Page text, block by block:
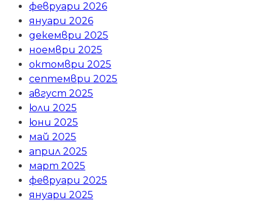
февруари 2026
януари 2026
декември 2025
ноември 2025
октомври 2025
септември 2025
август 2025
юли 2025
юни 2025
май 2025
април 2025
март 2025
февруари 2025
януари 2025